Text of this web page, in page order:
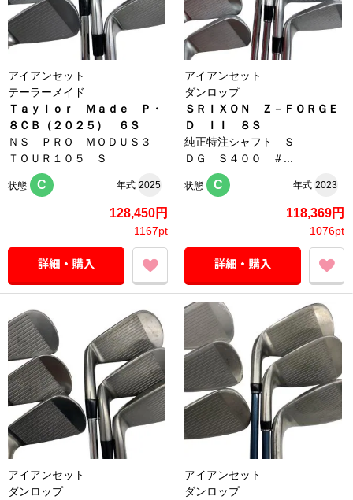
アイアンセット
テーラーメイド
Ｔａｙｌｏｒ Ｍａｄｅ Ｐ・
８ＣＢ（２０２５） ６Ｓ
ＮＳ ＰＲＯ ＭＯＤＵＳ３
ＴＯＵＲ１０５ Ｓ
状態 C 年式 2025
128,450円
1167pt
アイアンセット
ダンロップ
ＳＲＩＸＯＮ Ｚ－ＦＯＲＧＥ
Ｄ ＩＩ ８Ｓ
純正特注シャフト Ｓ
ＤＧ Ｓ４００ ＃...
状態 C 年式 2023
118,369円
1076pt
アイアンセット
ダンロップ
アイアンセット
ダンロップ